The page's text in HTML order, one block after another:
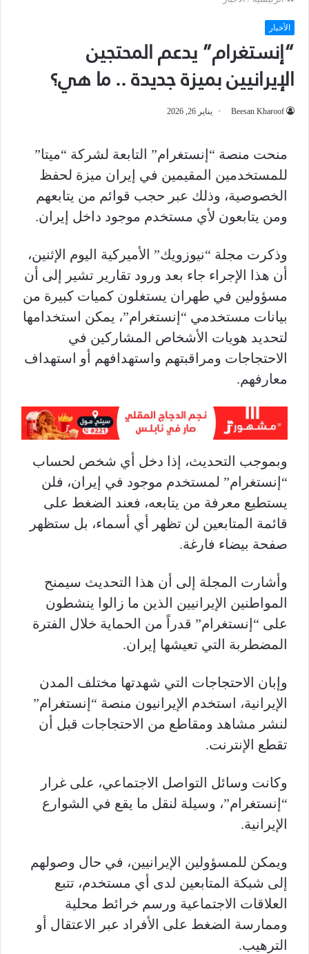
الأخبار
“إنستغرام” يدعم المحتجين
الإيرانيين بميزة جديدة .. ما هي؟
Beesan Kharoof يناير 26, 2026
منحت منصة “إنستغرام” التابعة لشركة “ميتا”
للمستخدمين المقيمين في إيران ميزة لحفظ
الخصوصية، وذلك عبر حجب قوائم من يتابعهم
ومن يتابعون لأي مستخدم موجود داخل إيران.
وذكرت مجلة “نيوزويك” الأميركية اليوم الإثنين،
أن هذا الإجراء جاء بعد ورود تقارير تشير إلى أن
مسؤولين في طهران يستغلون كميات كبيرة من
بيانات مستخدمي “إنستغرام”، يمكن استخدامها
لتحديد هويات الأشخاص المشاركين في
الاحتجاجات ومراقبتهم واستهدافهم أو استهداف
معارفهم.
وبموجب التحديث، إذا دخل أي شخص لحساب
“إنستغرام” لمستخدم موجود في إيران، فلن
يستطيع معرفة من يتابعه، فعند الضغط على
قائمة المتابعين لن تظهر أي أسماء، بل ستظهر
صفحة بيضاء فارغة.
وأشارت المجلة إلى أن هذا التحديث سيمنح
المواطنين الإيرانيين الذين ما زالوا ينشطون
على “إنستغرام” قدراً من الحماية خلال الفترة
المضطربة التي تعيشها إيران.
وإبان الاحتجاجات التي شهدتها مختلف المدن
الإيرانية، استخدم الإيرانيون منصة “إنستغرام”
لنشر مشاهد ومقاطع من الاحتجاجات قبل أن
تقطع الإنترنت.
وكانت وسائل التواصل الاجتماعي، على غرار
“إنستغرام”، وسيلة لنقل ما يقع في الشوارع
الإيرانية.
ويمكن للمسؤولين الإيرانيين، في حال وصولهم
إلى شبكة المتابعين لدى أي مستخدم، تتبع
العلاقات الاجتماعية ورسم خرائط محلية
وممارسة الضغط على الأفراد عبر الاعتقال أو
الترهيب.